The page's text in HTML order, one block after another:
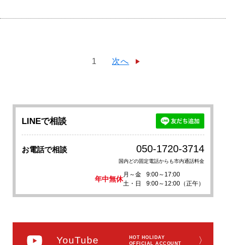
1 次へ
LINEで相談
お電話で相談 050-1720-3714
国内どの固定電話からも市内通話料金
年中無休
月～金
9:00～17:00
土・日
9:00～12:00（正午）
YouTube
HOT HOLIDAY
OFFICIAL ACCOUNT
〉